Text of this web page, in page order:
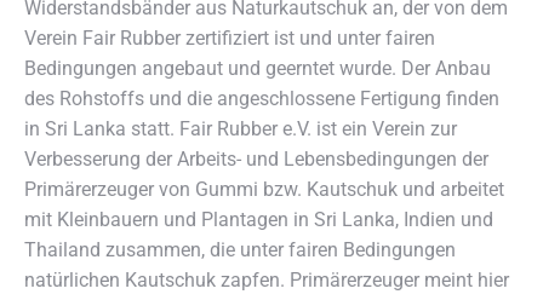
Widerstandsbänder aus Naturkautschuk an, der von dem
Verein Fair Rubber zertifiziert ist und unter fairen
Bedingungen angebaut und geerntet wurde. Der Anbau
des Rohstoffs und die angeschlossene Fertigung finden
in Sri Lanka statt. Fair Rubber e.V. ist ein Verein zur
Verbesserung der Arbeits- und Lebensbedingungen der
Primärerzeuger von Gummi bzw. Kautschuk und arbeitet
mit Kleinbauern und Plantagen in Sri Lanka, Indien und
Thailand zusammen, die unter fairen Bedingungen
natürlichen Kautschuk zapfen. Primärerzeuger meint hier